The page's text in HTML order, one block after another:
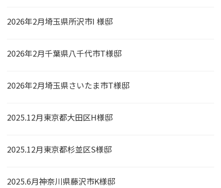
2026年2月埼玉県所沢市I 様邸
2026年2月千葉県八千代市T様邸
2026年2月埼玉県さいたま市T様邸
2025.12月東京都大田区H様邸
2025.12月東京都杉並区S様邸
2025.6月神奈川県藤沢市K様邸